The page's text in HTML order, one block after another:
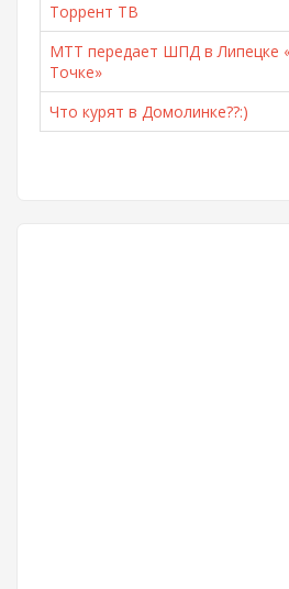
Торрент ТВ
МТТ передает ШПД в Липецке
Точке»
Что курят в Домолинке??:)